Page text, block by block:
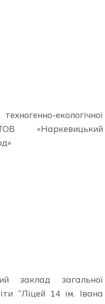
екологічної
«Наркевицький
заклад загальної
“Ліцей 14 ім. Івана